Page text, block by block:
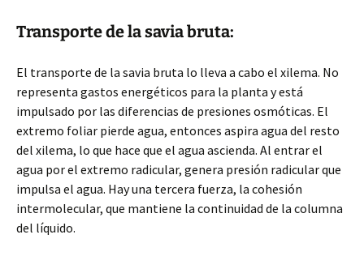
Transporte de la savia bruta:
El transporte de la savia bruta lo lleva a cabo el xilema. No
representa gastos energéticos para la planta y está
impulsado por las diferencias de presiones osmóticas. El
extremo foliar pierde agua, entonces aspira agua del resto
del xilema, lo que hace que el agua ascienda. Al entrar el
agua por el extremo radicular, genera presión radicular que
impulsa el agua. Hay una tercera fuerza, la cohesión
intermolecular, que mantiene la continuidad de la columna
del líquido.